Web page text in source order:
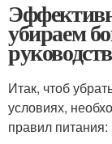
убираем
Итак, чтоб
условиях,
правил питания: